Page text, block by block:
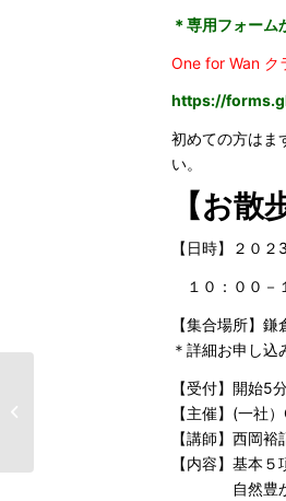
＊専用フォー
One for Wan ク
https://
初めての方はま
い。
【お
【日時】２０２
１０：００－
【集合場所】
＊詳細お申し込
【受付】開始5
【主催】(一社
【講師】西岡裕
【内容】基本
自然豊かな